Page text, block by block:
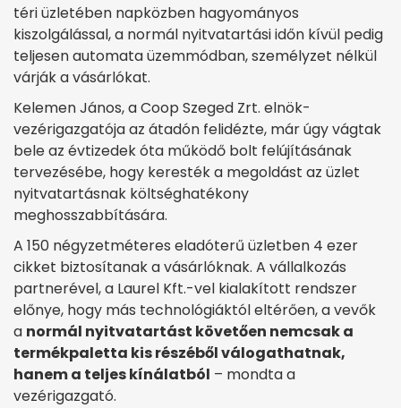
téri üzletében napközben hagyományos
kiszolgálással, a normál nyitvatartási időn kívül pedig
teljesen automata üzemmódban, személyzet nélkül
várják a vásárlókat.
Kelemen János, a Coop Szeged Zrt. elnök-
vezérigazgatója az átadón felidézte, már úgy vágtak
bele az évtizedek óta működő bolt felújításának
tervezésébe, hogy keresték a megoldást az üzlet
nyitvatartásnak költséghatékony
meghosszabbítására.
A 150 négyzetméteres eladóterű üzletben 4 ezer
cikket biztosítanak a vásárlóknak. A vállalkozás
partnerével, a Laurel Kft.-vel kialakított rendszer
előnye, hogy más technológiáktól eltérően, a vevők
a normál nyitvatartást követően nemcsak a
termékpaletta kis részéből válogathatnak,
hanem a teljes kínálatból – mondta a
vezérigazgató.